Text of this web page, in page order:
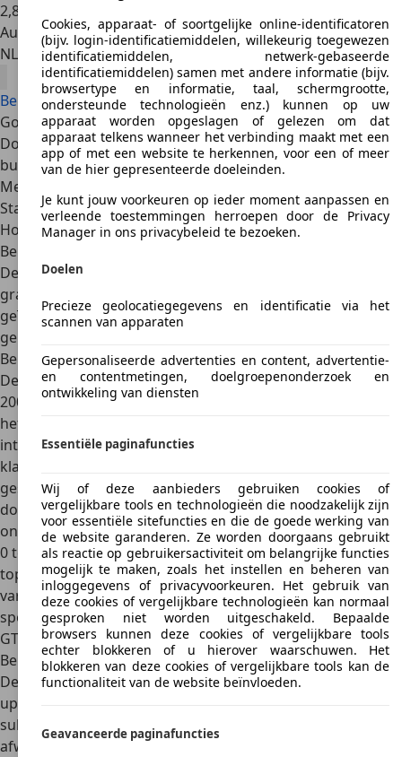
2,8
Autobedrijf
NL 6545 AGNijmegen
Bekijk alle Bentley Continental aanbiedingen
Goede redenen
Doelgroep: mensen met een overeenkomstig hoog
budget.
Meer luxe is niet mogelijk.
Stabiel in waarde, zelfs over vele jaren.
Hoge veiligheidsnorm.
Bentley Continental generaties
De Bentley Continental GT is wat je noemt een luxueuze
grand tourer. Het model werd voor het eerst
geïntroduceerd in 2003. Daarna verschenen er nog meer
generaties. Een overzicht.
Bentley Continental – eerste generatie (2003-2011)
De eerste generatie Continental GT werd gelanceerd in
2003 en was een belangrijke mijlpaal voor Bentley, omdat
het model nieuwe technologieën en een nieuw design
introduceerde. Kenmerkend was de combinatie van
klassieke Bentley-stijlelementen met een modernere,
gestroomlijnde vormgeving. De auto werd aangedreven
door een 6,0-liter W12-motor met twin-turbo, goed voor
ongeveer 560 pk. De eerste generatie kon accelereren van
0 tot 100 km/u in ongeveer 4,8 seconden en had een
topsnelheid van ongeveer 318 km/u. De belangrijkste
varianten omvatten de Continental GT Speed, een
sportievere versie met meer vermogen, en de Continental
GTC, een cabrioletversie.
Bentley Continental – tweede generatie (2011-2018)
De tweede generatie Bentley Continental bracht diverse
updates in design en technologie. Het exterieur werd
subtiel aangepast en het interieur kreeg een luxere
afwerking. Deze generatie introduceerde ook een nieuwe
Cookies, apparaat- of soortgelijke online-identificatoren
(bijv. login-identificatiemiddelen, willekeurig toegewezen
identificatiemiddelen, netwerk-gebaseerde
identificatiemiddelen) samen met andere informatie (bijv.
browsertype en informatie, taal, schermgrootte,
ondersteunde technologieën enz.) kunnen op uw
apparaat worden opgeslagen of gelezen om dat
apparaat telkens wanneer het verbinding maakt met een
app of met een website te herkennen, voor een of meer
van de hier gepresenteerde doeleinden.
Je kunt jouw voorkeuren op ieder moment aanpassen en
verleende toestemmingen herroepen door de Privacy
Manager in ons privacybeleid te bezoeken.
Doelen
Precieze geolocatiegegevens en identificatie via het
scannen van apparaten
Gepersonaliseerde advertenties en content, advertentie-
en contentmetingen, doelgroepenonderzoek en
ontwikkeling van diensten
Essentiële paginafuncties
Wij of deze aanbieders gebruiken cookies of
vergelijkbare tools en technologieën die noodzakelijk zijn
voor essentiële sitefuncties en die de goede werking van
de website garanderen. Ze worden doorgaans gebruikt
als reactie op gebruikersactiviteit om belangrijke functies
mogelijk te maken, zoals het instellen en beheren van
inloggegevens of privacyvoorkeuren. Het gebruik van
deze cookies of vergelijkbare technologieën kan normaal
gesproken niet worden uitgeschakeld. Bepaalde
browsers kunnen deze cookies of vergelijkbare tools
echter blokkeren of u hierover waarschuwen. Het
blokkeren van deze cookies of vergelijkbare tools kan de
functionaliteit van de website beïnvloeden.
Geavanceerde paginafuncties